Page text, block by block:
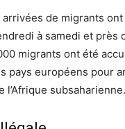
de migrants
à samedi et près
migrants ont été
pays européens pour
subsaharienne.